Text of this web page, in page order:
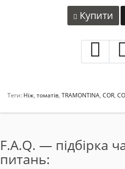
Купити
Теги: Ніж, томатів, TRAMONTINA, COR,
F.A.Q. — підбірка
питань: